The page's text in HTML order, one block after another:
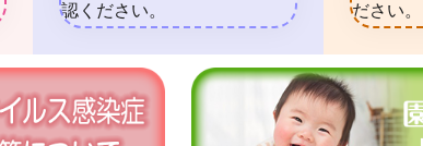
認ください。
ださい。